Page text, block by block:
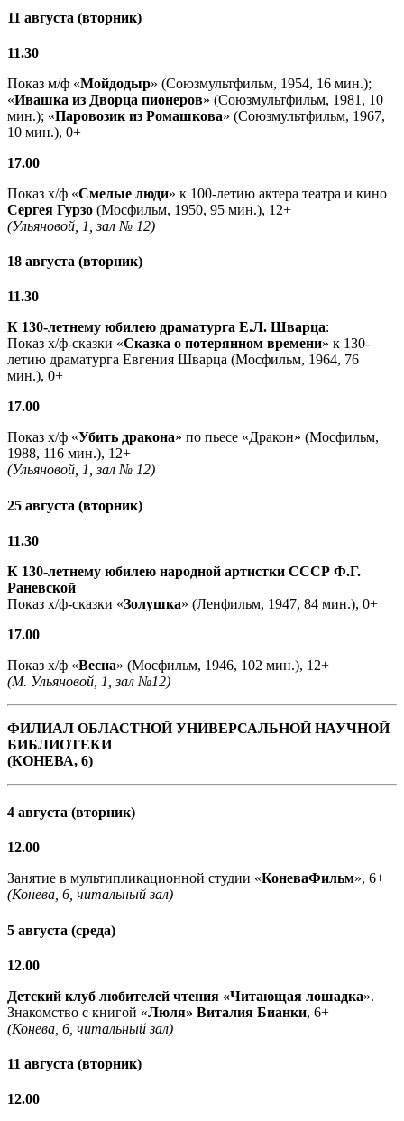
11 августа (вторник)
11.30
Показ м/ф «Мойдодыр» (Союзмультфильм, 1954, 16 мин.);
«Ивашка из Дворца пионеров» (Союзмультфильм, 1981, 10
мин.); «Паровозик из Ромашкова» (Союзмультфильм, 1967,
10 мин.), 0+
17.00
Показ х/ф «Смелые люди» к 100-летию актера театра и кино
Сергея Гурзо (Мосфильм, 1950, 95 мин.), 12+
(Ульяновой, 1, зал № 12)
18 августа (вторник)
11.30
К 130-летнему юбилею драматурга Е.Л. Шварца:
Показ х/ф-сказки «Сказка о потерянном времени» к 130-
летию драматурга Евгения Шварца (Мосфильм, 1964, 76
мин.), 0+
17.00
Показ х/ф «Убить дракона» по пьесе «Дракон» (Мосфильм,
1988, 116 мин.), 12+
(Ульяновой, 1, зал № 12)
25 августа (вторник)
11.30
К 130-летнему юбилею народной артистки СССР Ф.Г.
Раневской
Показ х/ф-сказки «Золушка» (Ленфильм, 1947, 84 мин.), 0+
17.00
Показ х/ф «Весна» (Мосфильм, 1946, 102 мин.), 12+
(М. Ульяновой, 1, зал №12)
ФИЛИАЛ ОБЛАСТНОЙ УНИВЕРСАЛЬНОЙ НАУЧНОЙ
БИБЛИОТЕКИ
(КОНЕВА, 6)
4 августа (вторник)
12.00
Занятие в мультипликационной студии «КоневаФильм», 6+
(Конева, 6, читальный зал)
5 августа (среда)
12.00
Детский клуб любителей чтения «Читающая лошадка».
Знакомство с книгой «Люля» Виталия Бианки, 6+
(Конева, 6, читальный зал)
11 августа (вторник)
12.00